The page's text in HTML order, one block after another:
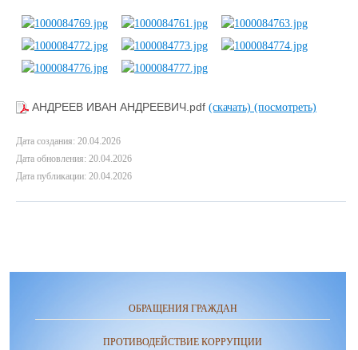
АНДРЕЕВ ИВАН АНДРЕЕВИЧ.pdf (скачать) (посмотреть)
Дата создания: 20.04.2026
Дата обновления: 20.04.2026
Дата публикации: 20.04.2026
ОБРАЩЕНИЯ ГРАЖДАН
ПРОТИВОДЕЙСТВИЕ КОРРУПЦИИ